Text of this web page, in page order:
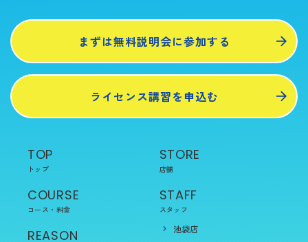
まずは無料説明会に参加する
ライセンス講習を申込む
TOP
トップ
COURSE
コース・料金
REASON
STORE
店舗
STAFF
スタッフ
池袋店